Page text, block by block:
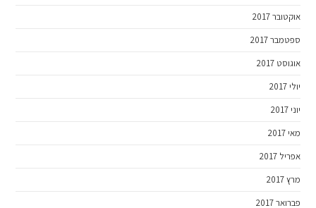
אוקטובר 2017
ספטמבר 2017
אוגוסט 2017
יולי 2017
יוני 2017
מאי 2017
אפריל 2017
מרץ 2017
פברואר 2017